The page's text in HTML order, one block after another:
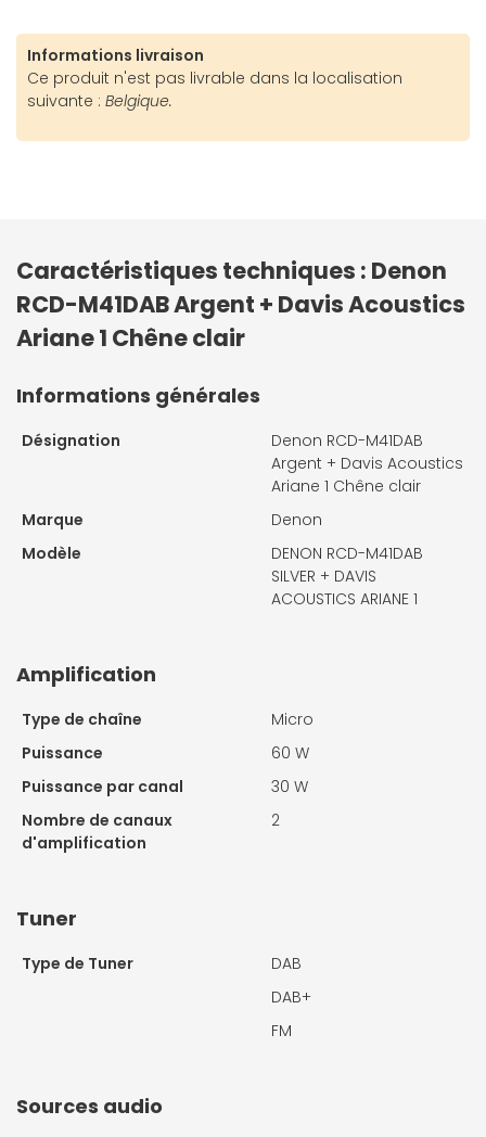
Informations livraison
Ce produit n'est pas livrable dans la localisation
suivante : Belgique.
Caractéristiques techniques : Denon
RCD-M41DAB Argent + Davis Acoustics
Ariane 1 Chêne clair
Informations générales
Désignation
Denon RCD-M41DAB
Argent + Davis Acoustics
Ariane 1 Chêne clair
Marque
Denon
Modèle
DENON RCD-M41DAB
SILVER + DAVIS
ACOUSTICS ARIANE 1
Amplification
Type de chaîne
Micro
Puissance
60 W
Puissance par canal
30 W
Nombre de canaux
d'amplification
2
Tuner
Type de Tuner
DAB
DAB+
FM
Sources audio